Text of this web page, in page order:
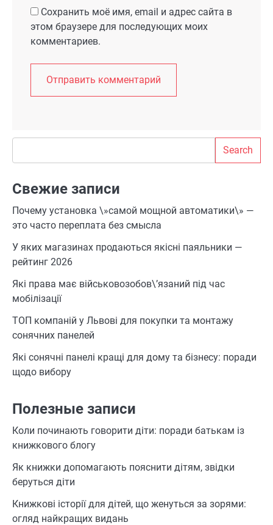
Сохранить моё имя, email и адрес сайта в
этом браузере для последующих моих
комментариев.
Search
Свежие записи
Почему установка \»самой мощной автоматики\» —
это часто переплата без смысла
У яких магазинах продаються якісні паяльники —
рейтинг 2026
Які права має військовозобов\’язаний під час
мобілізації
ТОП компаній у Львові для покупки та монтажу
сонячних панелей
Які сонячні панелі кращі для дому та бізнесу: поради
щодо вибору
Полезные записи
Коли починають говорити діти: поради батькам із
книжкового блогу
Як книжки допомагають пояснити дітям, звідки
беруться діти
Книжкові історії для дітей, що женуться за зорями:
огляд найкращих видань